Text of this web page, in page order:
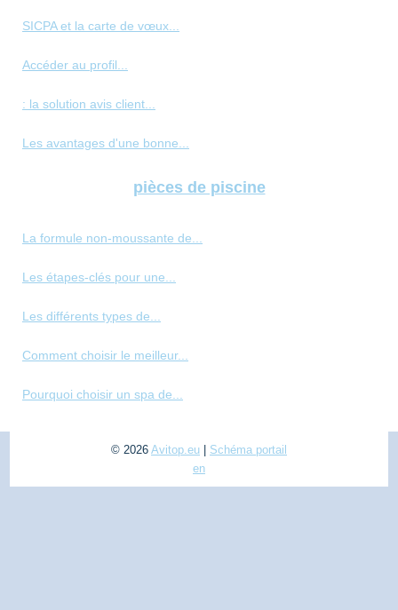
SICPA et la carte de vœux...
Accéder au profil...
: la solution avis client...
Les avantages d'une bonne...
pièces de piscine
La formule non-moussante de...
Les étapes-clés pour une...
Les différents types de...
Comment choisir le meilleur...
Pourquoi choisir un spa de...
© 2026 Avitop.eu
Schéma portail
en